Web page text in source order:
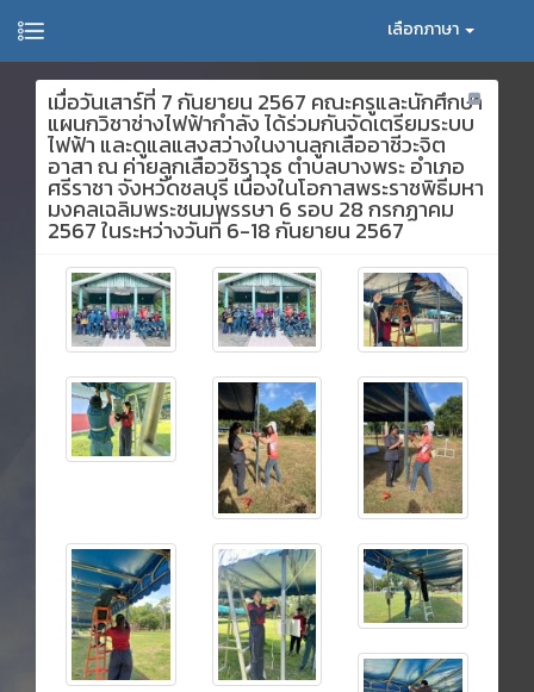
เลือกภาษา
เมื่อวันเสาร์ที่ 7 กันยายน 2567 คณะครูและนักศึกษา
แผนกวิชาช่างไฟฟ้ากำลัง ได้ร่วมกันจัดเตรียมระบบ
ไฟฟ้า และดูแลแสงสว่างในงานลูกเสืออาชีวะจิต
อาสา ณ ค่ายลูกเสือวชิราวุธ ตำบลบางพระ อำเภอ
ศรีราชา จังหวัดชลบุรี เนื่องในโอกาสพระราชพิธีมหา
มงคลเฉลิมพระชนมพรรษา 6 รอบ 28 กรกฏาคม
2567 ในระหว่างวันที่ 6-18 กันยายน 2567